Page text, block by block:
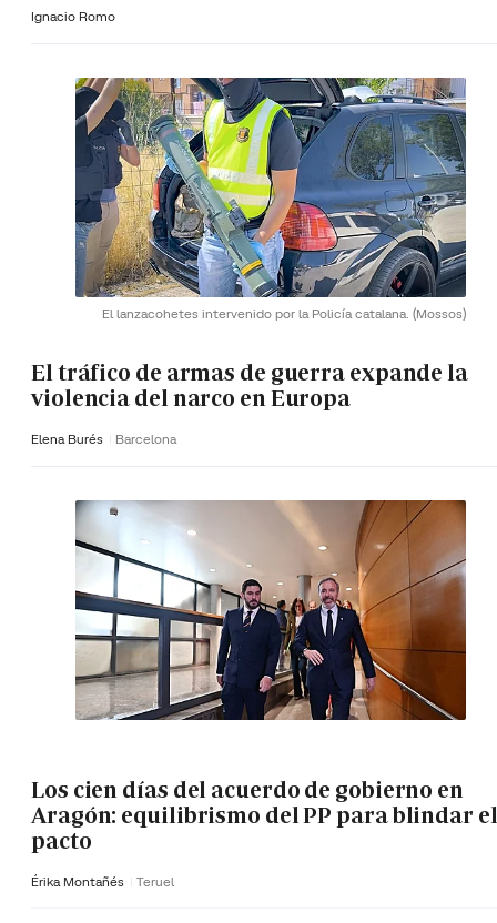
Ignacio Romo
El lanzacohetes intervenido por la Policía catalana. (Mossos)
El tráfico de armas de guerra expande la
violencia del narco en Europa
Elena Burés Barcelona
Los cien días del acuerdo de gobierno en
Aragón: equilibrismo del PP para blindar el
pacto
Érika Montañés Teruel